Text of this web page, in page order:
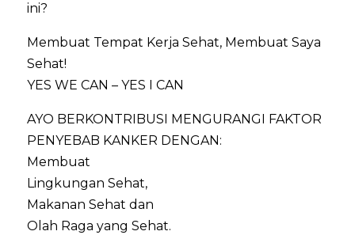
ini?
Membuat Tempat Kerja Sehat, Membuat Saya
Sehat!
YES WE CAN – YES I CAN
AYO BERKONTRIBUSI MENGURANGI FAKTOR
PENYEBAB KANKER DENGAN:
Membuat
Lingkungan Sehat,
Makanan Sehat dan
Olah Raga yang Sehat.